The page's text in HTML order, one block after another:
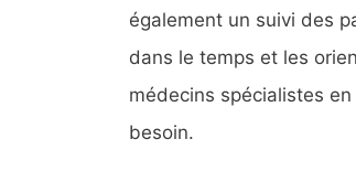
également un suivi des
dans le temps et les
médecins spécialistes
besoin.